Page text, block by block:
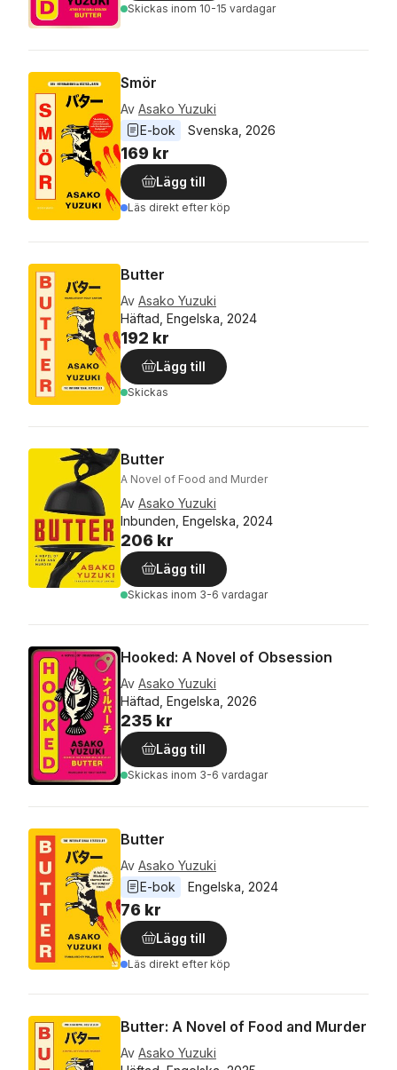
Skickas inom 10-15 vardagar
Smör
Av Asako Yuzuki
E-bok
Svenska, 2026
169 kr
Lägg till
Läs direkt efter köp
Butter
Av Asako Yuzuki
Häftad, Engelska, 2024
192 kr
Lägg till
Skickas
Butter
A Novel of Food and Murder
Av Asako Yuzuki
Inbunden, Engelska, 2024
206 kr
Lägg till
Skickas inom 3-6 vardagar
Hooked: A Novel of Obsession
Av Asako Yuzuki
Häftad, Engelska, 2026
235 kr
Lägg till
Skickas inom 3-6 vardagar
Butter
Av Asako Yuzuki
E-bok
Engelska 2024
76 kr
Lägg till
Läs direkt efter köp
Butter: A Novel of Food and Murder
Av Asako Yuzuki